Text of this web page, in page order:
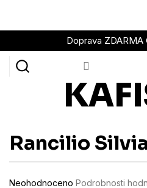
obsah
Doprava ZDARMA
Rancilio
Průměrné
Neohodnoceno Podrobnosti